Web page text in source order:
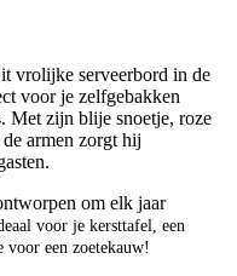
vrolijke serveerbord in de
voor je zelfgebakken
Met zijn blije snoetje, roze
armen zorgt hij
om elk jaar
voor je kersttafel, een
een zoetekauw!